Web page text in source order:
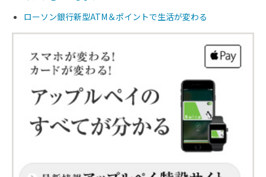
ローソン銀行新型ATM＆ポイントで生活が変わる